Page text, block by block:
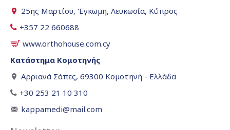
25ης Μαρτίου, Έγκωμη, Λευκωσία, Κύπρος
+357 22 660688
www.orthohouse.com.cy
Κατάστημα Κομοτηνής
Αρριανά Σάπες, 69300 Κομοτηνή - Ελλάδα
+30 253 21 10 310
kappamedi@mail.com